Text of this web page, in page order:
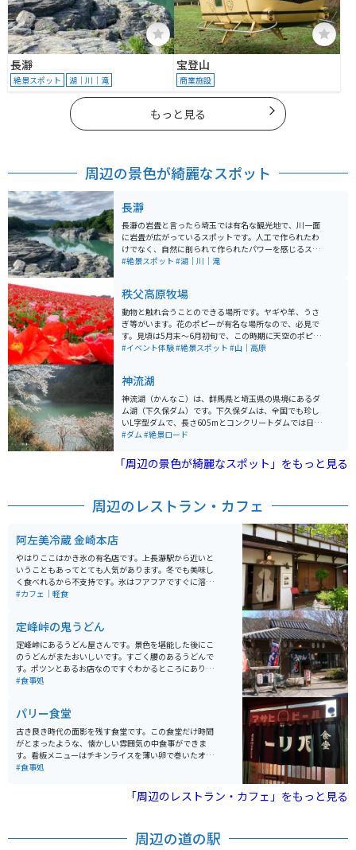
長瀞
絶景スポット 湖｜川｜滝
宝登山
商業施設
もっと見る
周辺の景色が綺麗なスポット
長瀞
長瀞の岩畳と言ったら埼玉では有名な観光地で、川一面
に岩畳が広がっているスポットです。人工で作られたわ
けでなく、自然に削られて作られたパワーを感じるスポ
ットです。川下りもやっているので、時間のあるとは船
#絶景スポット #湖｜川｜滝
秩父高原牧場
動物と触れ合うことのできる場所です。ヤギや羊、うさ
ぎ等がいます。花のポピーが有名な場所なので、必見で
す。見頃は5月末〜6月初旬で、この時期に天空のポピー
というお祭りも開催されます。
#イベント体験#絶景スポット #山｜高原
神流湖
神流湖（かんなこ）は、群馬県と埼玉県の県境にあるダ
ム湖（下久保ダム）です。下久保ダムは、全国でも珍し
いL字型ダムで、長さ605mとコンクリートダムでは日本
一です。 周辺道路は、交通量が少なく走りやすいワイン
中道の駅や、南下すれば秩父にも出られ、温泉地もあり
リフレッシュできます。
#ダム#絶景ロード
「周辺の景色が綺麗なスポット」をもっと見る
周辺のレストラン・カフェ
阿左美冷蔵 金崎本店
やはりここはかき氷の有名店です。上長瀞駅から近いと
いうこともあってとても人気があります。冬でも美味し
く食べれるから不支持です。氷はフアフアですぐに溶け
てなくなってしまいます。何べんでも食べれるので長瀞
#カフェ｜軽食
定峰峠の鬼うどん
定峰峠にあるうどん屋さんです。景色を堪能した後にこ
のうどんがまたおいしいです。すごく腰のあるうどんで
す。ポツンとあるお店なのですぐわかるところにありま
す。車の人からバイクの人までたくさんの人で混んでい
#食事処
パリー食堂
古き良き時代の面影を残す食堂です。この食堂だけ時間
がとまったような、懐かしい雰囲気の中食事ができま
す。看板メニューはチキンライスを薄い卵で巻いたオム
ライスです。値段もお手頃で駅からも近いおすすめのお
#食事処
「周辺のレストラン・カフェ」をもっと見る
周辺の道の駅